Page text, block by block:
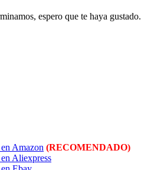
espero que te haya gustado.
Amazon (RECOMENDADO)
Aliexpress